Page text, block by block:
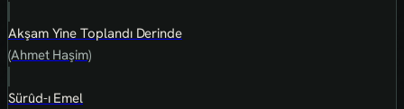
Akşam Yine Toplandı Derinde
(Ahmet Haşim)
Sürûd-ı Emel